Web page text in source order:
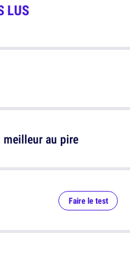
LUS
au pire
Faire le test